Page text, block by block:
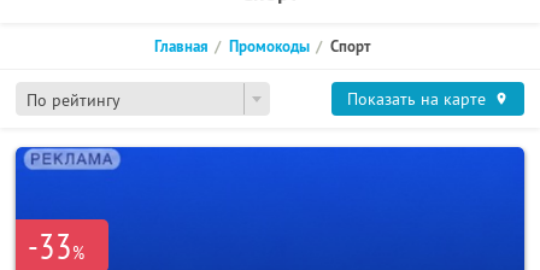
По рейтингу
Главная Промокоды Спорт
Показать на карте
-33%